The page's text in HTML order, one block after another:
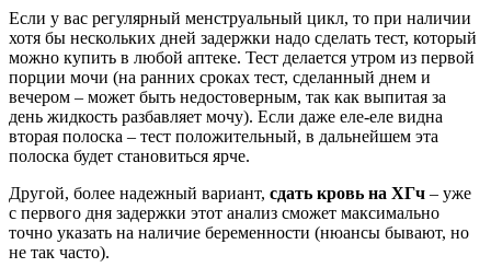
Если у вас регулярный менструальный цикл, то при наличии
хотя бы нескольких дней задержки надо сделать тест, который
можно купить в любой аптеке. Тест делается утром из первой
порции мочи (на ранних сроках тест, сделанный днем и
вечером – может быть недостоверным, так как выпитая за
день жидкость разбавляет мочу). Если даже еле-еле видна
вторая полоска – тест положительный, в дальнейшем эта
полоска будет становиться ярче.
Другой, более надежный вариант, сдать кровь на ХГч – уже
с первого дня задержки этот анализ сможет максимально
точно указать на наличие беременности (нюансы бывают, но
не так часто).